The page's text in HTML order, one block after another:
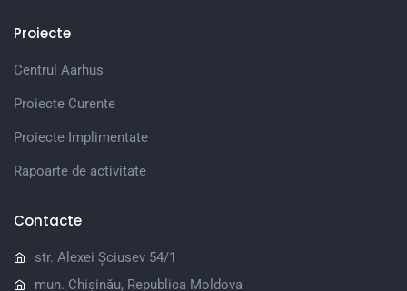
Proiecte
Centrul Aarhus
Proiecte Curente
Proiecte Implimentate
Rapoarte de activitate
Contacte
str. Alexei Șciusev 54/1
mun. Chișinău, Republica Moldova